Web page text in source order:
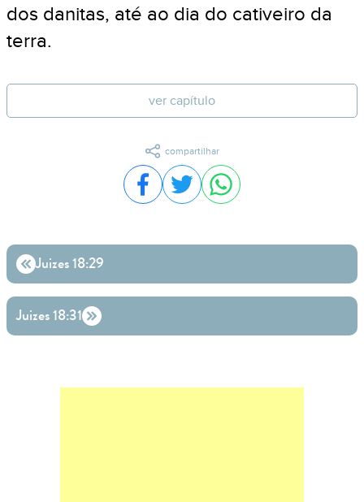
dos danitas, até ao dia do cativeiro da
terra.
ver capítulo
compartilhar
Compartilhar no Facebook
Compartilhar no Twitter
Compartilhar no
Juizes 18:29
Juizes 18:31